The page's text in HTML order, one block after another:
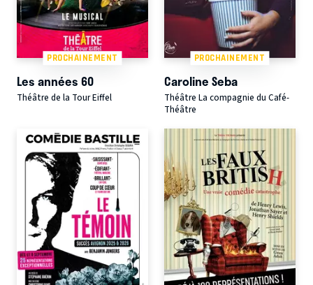
PROCHAINEMENT
Les années 60
Théâtre de la Tour Eiffel
PROCHAINEMENT
Caroline Seba
Théâtre La compagnie du Café-
Théâtre